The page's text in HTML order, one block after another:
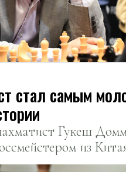
стал самым
Гукеш
из